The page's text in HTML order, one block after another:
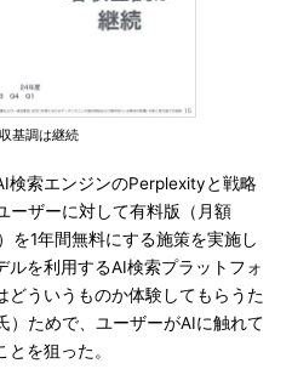
基調は継続
索エンジンのPerplexityと戦略
ーザーに対して有料版（月額
を1年間無料にする施策を実施し
ルを利用するAI検索プラットフォ
どういうものか体験してもらうた
）ためで、ユーザーがAIに触れて
を狙った。